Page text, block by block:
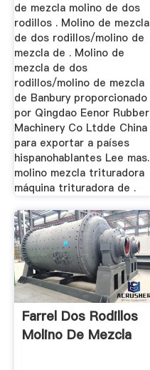
de mezcla molino de dos
rodillos . Molino de mezcla
de dos rodillos/molino de
mezcla de . Molino de
mezcla de dos
rodillos/molino de mezcla
de Banbury proporcionado
por Qingdao Eenor Rubber
Machinery Co Ltdde China
para exportar a países
hispanohablantes Lee mas.
molino mezcla trituradora
máquina trituradora de .
Farrel Dos Rodillos
Molino De Mezcla